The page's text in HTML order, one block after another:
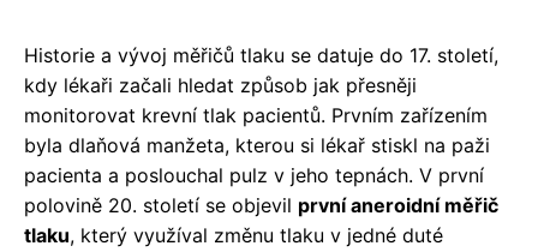
Historie a vývoj měřičů tlaku se datuje do 17. století,
kdy lékaři začali hledat způsob jak přesněji
monitorovat krevní tlak pacientů. Prvním zařízením
byla dlaňová manžeta, kterou si lékař stiskl na paži
pacienta a poslouchal pulz v jeho tepnách. V první
polovině 20. století se objevil první aneroidní měřič
tlaku, který využíval změnu tlaku v jedné duté